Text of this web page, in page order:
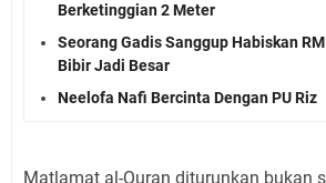
Berketinggian 2 Meter
Seorang Gadis Sanggup Habiskan
Bibir Jadi Besar
Neelofa Nafi Bercinta Dengan PU Riz
Matlamat al-Quran diturunkan bukan